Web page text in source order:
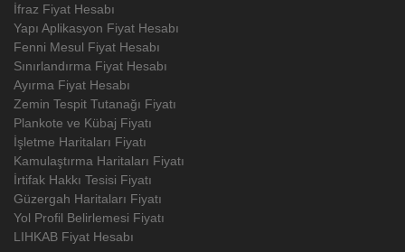
İfraz Fiyat Hesabı
Yapı Aplikasyon Fiyat Hesabı
Fenni Mesul Fiyat Hesabı
Sınırlandırma Fiyat Hesabı
Ayırma Fiyat Hesabı
Zemin Tespit Tutanağı Fiyatı
Plankote ve Kübaj Fiyatı
İşletme Haritaları Fiyatı
Kamulaştırma Haritaları Fiyatı
İrtifak Hakkı Tesisi Fiyatı
Güzergah Haritaları Fiyatı
Yol Profil Belirlemesi Fiyatı
LIHKAB Fiyat Hesabı